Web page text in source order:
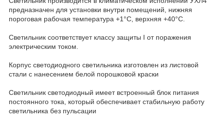
предназначен для установки внутри помещений, нижняя
пороговая рабочая температура +1°C, верхняя +40°C.
Светильник соответствует классу защиты I от поражения
электрическим током.
Корпус светодиодного светильника изготовлен из листовой
стали с нанесением белой порошковой краски
Светильник светодиодный имеет встроенный блок питания
постоянного тока, который обеспечивает стабильную работу
светильника без пульсации